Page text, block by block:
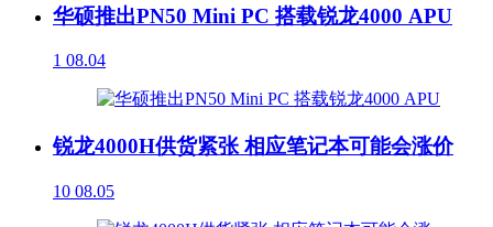
华硕推出PN50 Mini PC 搭载锐龙4000 APU
1 08.04
锐龙4000H供货紧张 相应笔记本可能会涨价
10 08.05